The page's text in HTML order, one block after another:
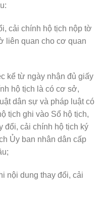
cải chính hộ tịch nộp tờ
liên quan cho cơ quan
kể từ ngày nhận đủ giấy
hộ tịch là có cơ sở,
dân sự và pháp luật có
tịch ghi vào Sổ hộ tịch,
đổi, cải chính hộ tịch ký
Ủy ban nhân dân cấp
nội dung thay đổi, cải